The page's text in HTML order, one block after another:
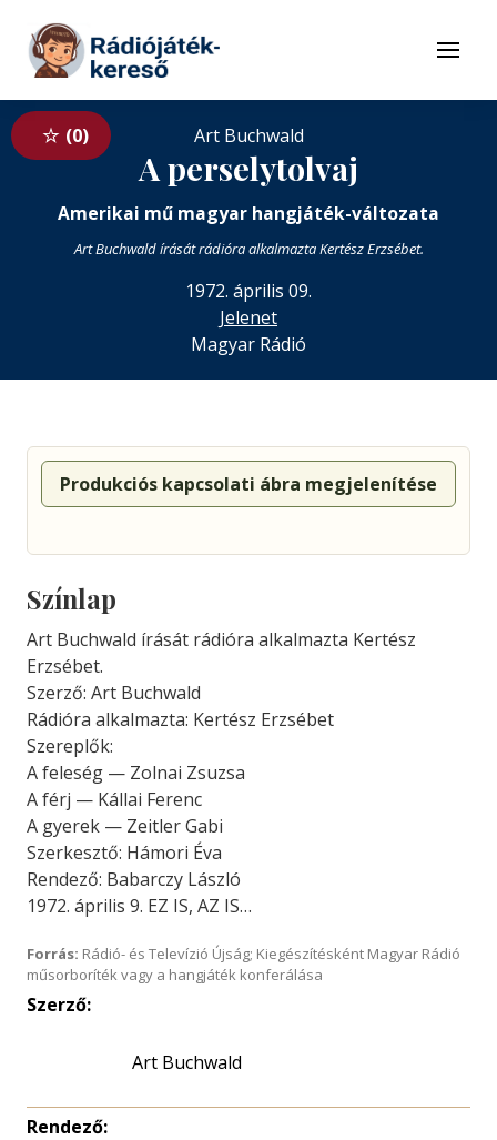
Tovább a tartalomhoz
Menü
0 Art Buchwald
A perselytolvaj
Amerikai mű magyar hangjáték-változata
Art Buchwald írását rádióra alkalmazta Kertész Erzsébet.
1972. április 09.
Jelenet
Magyar Rádió
Produkciós kapcsolati ábra megjelenítése
Színlap
Art Buchwald írását rádióra alkalmazta Kertész
Erzsébet.
Szerző: Art Buchwald
Rádióra alkalmazta: Kertész Erzsébet
Szereplők:
A feleség — Zolnai Zsuzsa
A férj — Kállai Ferenc
A gyerek — Zeitler Gabi
Szerkesztő: Hámori Éva
Rendező: Babarczy László
1972. április 9. EZ IS, AZ IS…
Forrás: Rádió- és Televízió Újság; Kiegészítésként Magyar Rádió
műsorboríték vagy a hangjáték konferálása
Szerző:
Art Buchwald
Rendező: